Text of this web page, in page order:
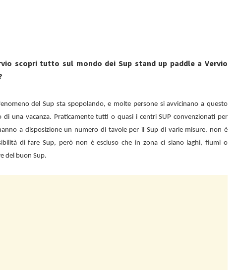
scopri tutto sul mondo dei Sup stand up paddle a Vervio
del Sup sta spopolando, e molte persone si avvicinano a questo
una vacanza. Praticamente tutti o quasi i centri SUP convenzionati per
a disposizione un numero di tavole per il Sup di varie misure. non è
di fare Sup, però non è escluso che in zona ci siano laghi, fiumi o
del buon Sup.